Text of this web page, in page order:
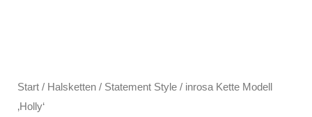
Start/ Halsketten/ Statement Style/ inrosa Kette Modell
‚Holly‘